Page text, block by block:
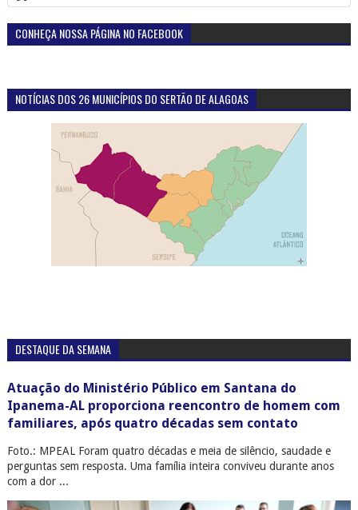
CONHEÇA NOSSA PÁGINA NO FACEBOOK
NOTÍCIAS DOS 26 MUNICÍPIOS DO SERTÃO DE ALAGOAS
DESTAQUE DA SEMANA
Atuação do Ministério Público em Santana do
Ipanema-AL proporciona reencontro de homem com
familiares, após quatro décadas sem contato
Foto.: MPEAL Foram quatro décadas e meia de silêncio, saudade e
perguntas sem resposta. Uma família inteira conviveu durante anos
com a dor ...